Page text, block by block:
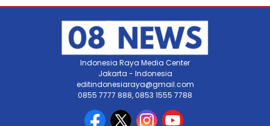
Indonesia Raya Media Center
Jakarta - Indonesia
editindonesiaraya@gmail.com
0855 7777 888, 0853 1555 7788